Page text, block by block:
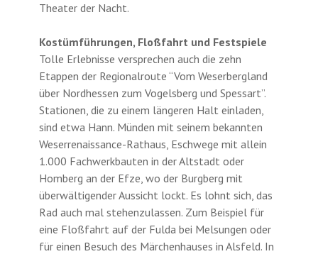
Theater der Nacht.
Kostümführungen, Floßfahrt und Festspiele
Tolle Erlebnisse versprechen auch die zehn
Etappen der Regionalroute “Vom Weserbergland
über Nordhessen zum Vogelsberg und Spessart”.
Stationen, die zu einem längeren Halt einladen,
sind etwa Hann. Münden mit seinem bekannten
Weserrenaissance-Rathaus, Eschwege mit allein
1.000 Fachwerkbauten in der Altstadt oder
Homberg an der Efze, wo der Burgberg mit
überwältigender Aussicht lockt. Es lohnt sich, das
Rad auch mal stehenzulassen. Zum Beispiel für
eine Floßfahrt auf der Fulda bei Melsungen oder
für einen Besuch des Märchenhauses in Alsfeld. In